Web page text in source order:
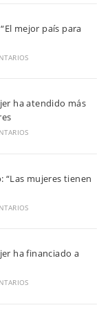
mejor país para
ha atendido más
“Las mujeres tienen
ha financiado a